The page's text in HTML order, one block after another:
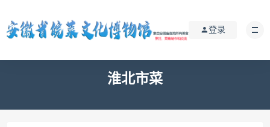
登录
淮北市菜